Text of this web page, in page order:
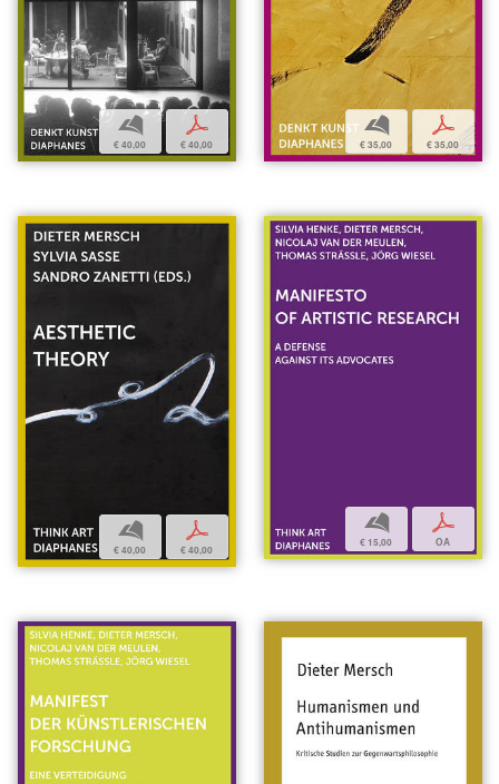
b
€ 40,00
p
€ 40,00
b
€ 35,00
p
€ 35,00
b
€ 40,00
p
€ 40,00
b
€ 15,00
p
OA